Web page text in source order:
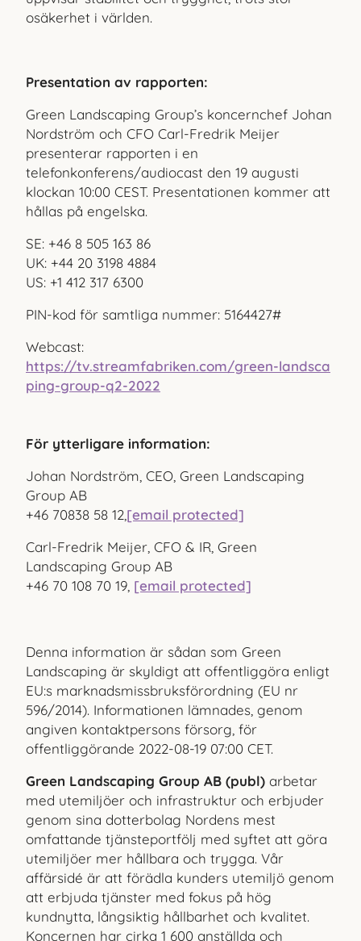
osäkerhet i världen.
Presentation av rapporten:
Green Landscaping Group’s koncernchef Johan
Nordström och CFO Carl-Fredrik Meijer
presenterar rapporten i en
telefonkonferens/audiocast den 19 augusti
klockan 10:00 CEST. Presentationen kommer att
hållas på engelska.
SE: +46 8 505 163 86
UK: +44 20 3198 4884
US: +1 412 317 6300
PIN-kod för samtliga nummer: 5164427#
Webcast:
https://tv.streamfabriken.com/green-landsca
ping-group-q2-2022
För ytterligare information:
Johan Nordström, CEO, Green Landscaping
Group AB
+46 70838 58 12,[email protected]
Carl-Fredrik Meijer, CFO & IR, Green
Landscaping Group AB
+46 70 108 70 19, [email protected]
Denna information är sådan som Green
Landscaping är skyldigt att offentliggöra enligt
EU:s marknads­missbruksförordning (EU nr
596/2014). Informationen lämnades, genom
angiven kontaktpersons försorg, för
offentliggörande 2022-08-19 07:00 CET.
Green Landscaping Group AB (publ) arbetar
med utemiljöer och infrastruktur och erbjuder
genom sina dotterbolag Nordens mest
omfattande tjänsteportfölj med syftet att göra
utemiljöer mer hållbara och trygga. Vår
affärsidé är att förädla kunders utemiljö genom
att erbjuda tjänster med fokus på hög
kundnytta, långsiktig hållbarhet och kvalitet.
Koncernen har cirka 1 600 anställda och